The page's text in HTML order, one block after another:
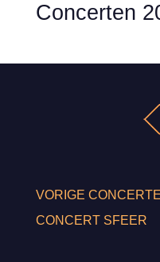
Concerten
VORIGE
CONCERT SFEER